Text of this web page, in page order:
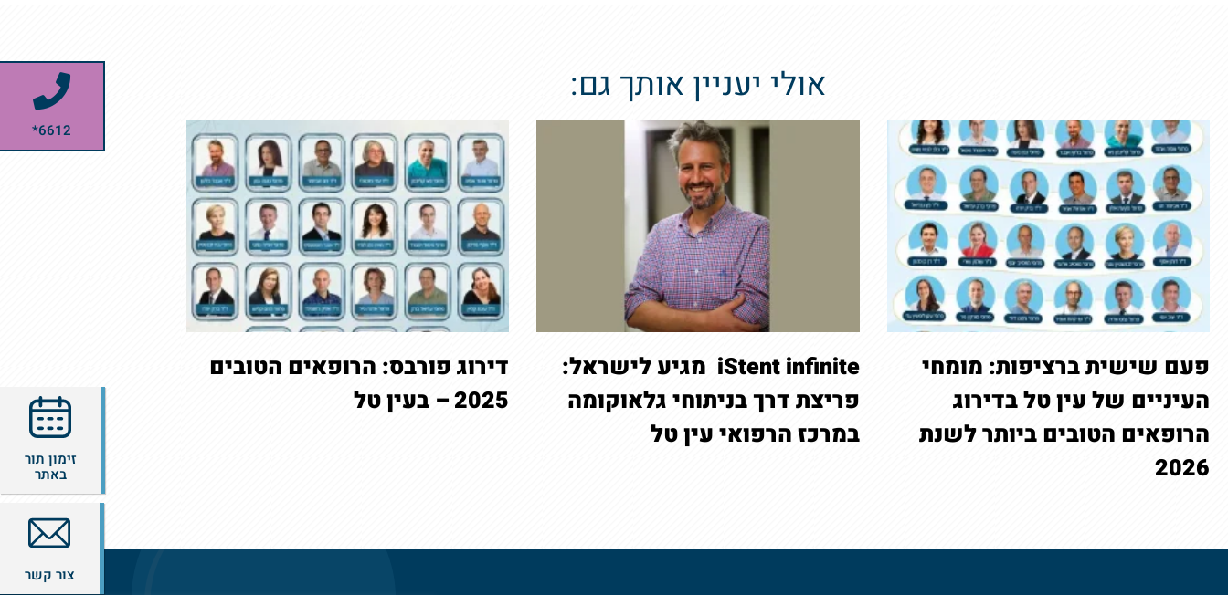
אולי יעניין אותך גם:
פעם שישית ברציפות: מומחי
העיניים של עין טל בדירוג
הרופאים הטובים ביותר לשנת
2026
iStent infinite מגיע לישראל:
פריצת דרך בניתוחי גלאוקומה
במרכז הרפואי עין טל
דירוג פורבס: הרופאים הטובים
2025 – בעין טל
6612*
צור קשר
זימון תור
באתר